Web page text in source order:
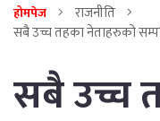
होमपेज
राजनीति
सबै उच्च तहका नेताहरुको
सबै उच्च